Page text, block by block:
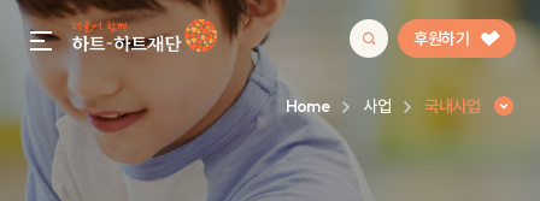
gnb menu open 후원하기
Home 사업 국내사업